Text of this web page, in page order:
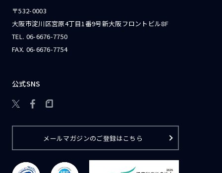
〒532-0003
大阪市淀川区宮原4丁目1番9号新大阪フロントビル8F
TEL. 06-6676-7750
FAX. 06-6676-7754
公式SNS

メールマガジンのご登録はこちら